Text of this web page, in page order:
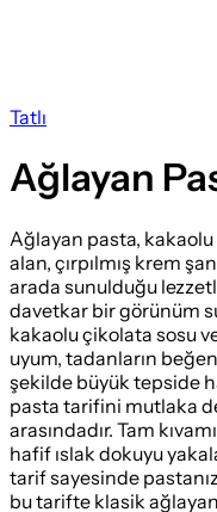
Tatlı
Ağlayan
Ağlayan pasta, kakaolu
alan, çırpılmış krem
arada sunulduğu
davetkar bir görünüm
kakaolu çikolata sosu
uyum, tadanların
şekilde büyük tepside
pasta tarifini mutlaka
arasındadır. Tam
hafif ıslak dokuyu
tarif sayesinde
bu tarifte klasik